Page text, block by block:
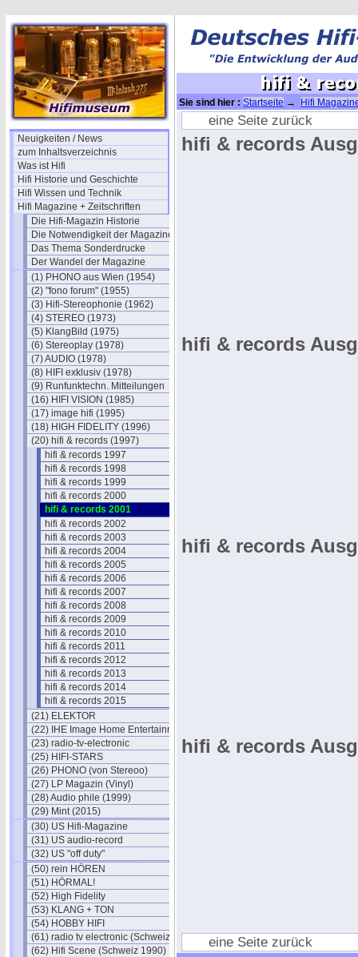
Neuigkeiten / News
zum Inhaltsverzeichnis
Was ist Hifi
Hifi Historie und Geschichte
Hifi Wissen und Technik
Hifi Magazine + Zeitschriften
Die Hifi-Magazin Historie
Die Notwendigkeit der Magazine
Das Thema Sonderdrucke
Der Wandel der Magazine
(1) PHONO aus Wien (1954)
(2) "fono forum" (1955)
(3) Hifi-Stereophonie (1962)
(4) STEREO (1973)
(5) KlangBild (1975)
(6) Stereoplay (1978)
(7) AUDIO (1978)
(8) HIFI exklusiv (1978)
(9) Runfunktechn. Mitteilungen
(16) HIFI VISION (1985)
(17) image hifi (1995)
(18) HIGH FIDELITY (1996)
(20) hifi & records (1997)
hifi & records 1997
hifi & records 1998
hifi & records 1999
hifi & records 2000
hifi & records 2001
hifi & records 2002
hifi & records 2003
hifi & records 2004
hifi & records 2005
hifi & records 2006
hifi & records 2007
hifi & records 2008
hifi & records 2009
hifi & records 2010
hifi & records 2011
hifi & records 2012
hifi & records 2013
hifi & records 2014
hifi & records 2015
(21) ELEKTOR
(22) IHE Image Home Entertainment
(23) radio-tv-electronic
(25) HIFI-STARS
(26) PHONO (von Stereoo)
(27) LP Magazin (Vinyl)
(28) Audio phile (1999)
(29) Mint (2015)
(30) US Hifi-Magazine
(31) US audio-record
(32) US "off duty"
(50) rein HÖREN
(51) HÖRMAL!
(52) High Fidelity
(53) KLANG + TON
(54) HOBBY HIFI
(61) radio tv electronic (Schweiz)
(62) Hifi Scene (Schweiz 1990)
Sie sind hier : Startseite →
Hifi
2001
eine Seite zurück
hifi & records
hifi & records
hifi & records
hifi & records
eine Seite zurück